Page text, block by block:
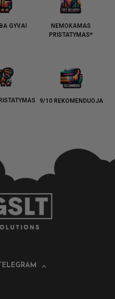
GYVAI
NEMOKAMAS
PRISTATYMAS*
9/10 REKOMENDUOJA